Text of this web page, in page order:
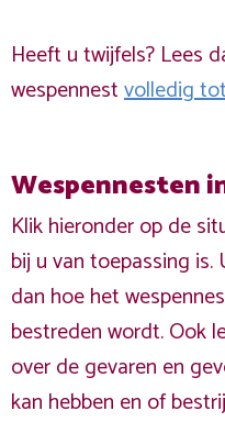
Heeft u twijfels? Lees
wespennestvolledig
Wespennesten
Klik hieronder op de
bij u van toepassing is.
dan hoe het
bestreden wordt. Ook
over de gevaren en
kan hebben en of